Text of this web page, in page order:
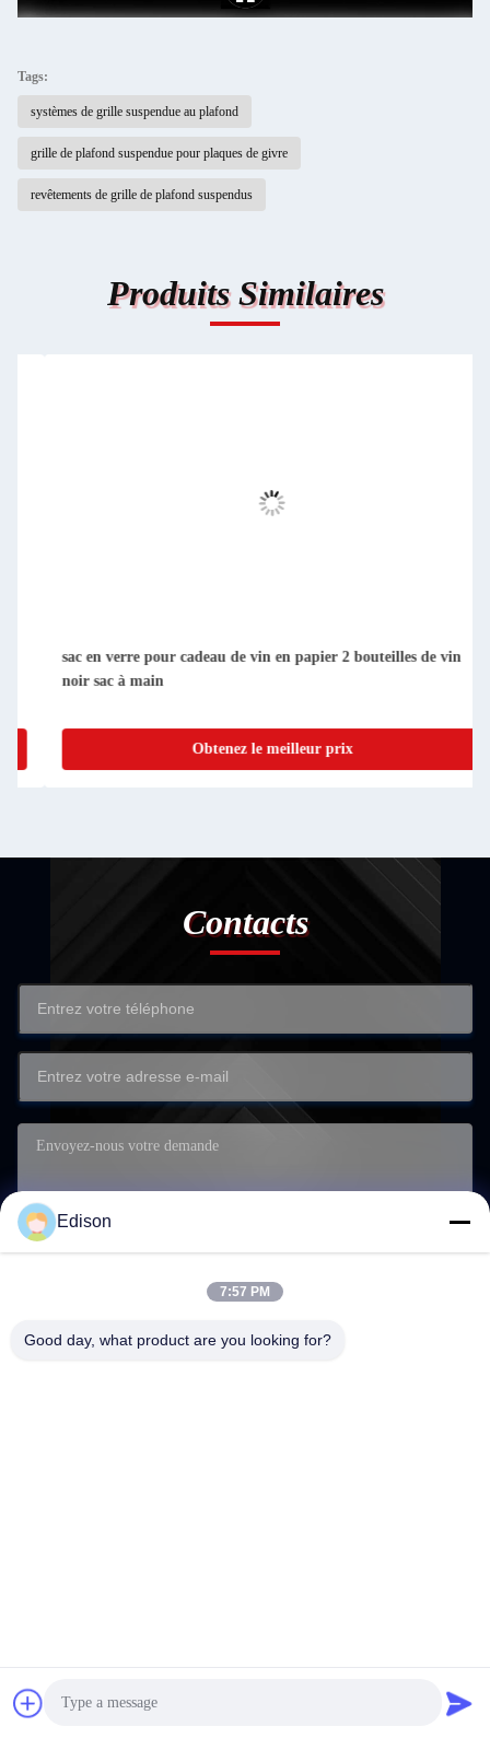
Tags:
systèmes de grille suspendue au plafond
grille de plafond suspendue pour plaques de givre
revêtements de grille de plafond suspendus
Obtenez Le Meilleur Prix
Produits Similaires
sac en verre pour cadeau de vin en papier 2 bouteilles de vin
noir sac à main
Obtenez le meilleur prix
Contacts
Soumettez
Edison
7:57 PM
Good day, what product are you looking for?